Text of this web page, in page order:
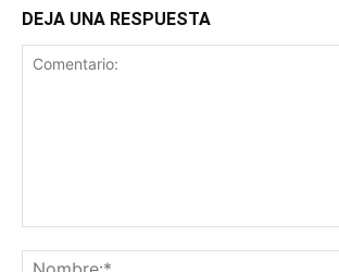
DEJA UNA RESPUESTA